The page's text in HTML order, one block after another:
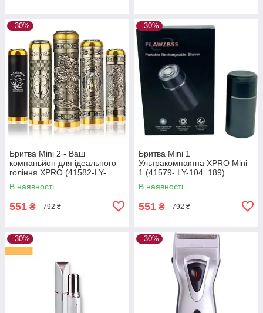
–30%
Бритва Mini 2 - Ваш
компаньйон для ідеального
гоління XPRO (41582-LY-
105_189)
В наявності
551 ₴ 792 ₴
–30%
Бритва Mini 1
Ультракомпактна XPRO Mini
1 (41579- LY-104_189)
В наявності
551 ₴ 792 ₴
–30% –30%